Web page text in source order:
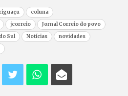
coluna
jcorreio
Jornal Correio do povo
Sul Notícias
novidades